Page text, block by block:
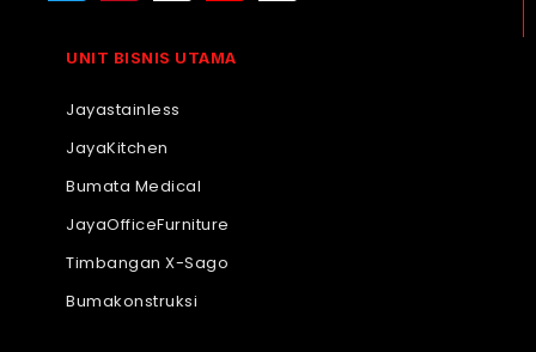
UNIT BISNIS UTAMA
Jayastainless
JayaKitchen
Bumata Medical
JayaOfficeFurniture
Timbangan X-Sago
Bumakonstruksi